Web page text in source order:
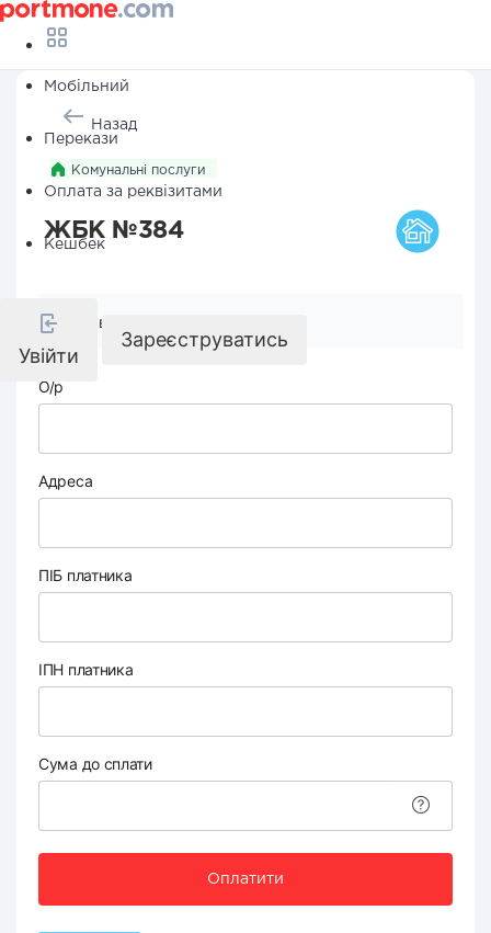
Мобільний
Перекази
Оплата за реквізитами
Кешбек
Увійти
Зареєструватись
Назад
Комунальні послуги
ЖБК №384
Реквізити компанії
О/р
Адреса
ПІБ платника
ІПН платника
Сума до сплати
Оплатити